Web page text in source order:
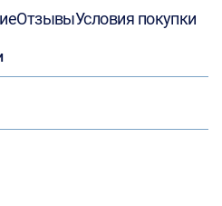
ОтзывыУсловия покупки